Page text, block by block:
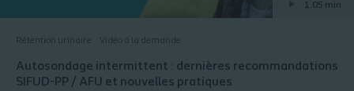
Rétention urinaire Vidéo à la demande
1.05 min
Autosondage intermittent : dernières recommandations
SIFUD-PP / AFU et nouvelles pratiques